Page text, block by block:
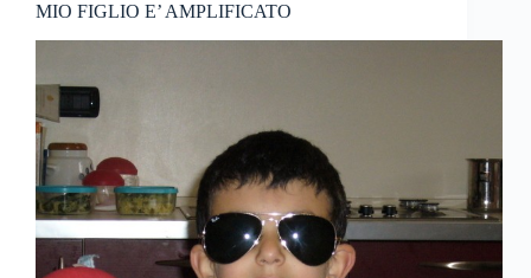
MIO FIGLIO E’ AMPLIFICATO